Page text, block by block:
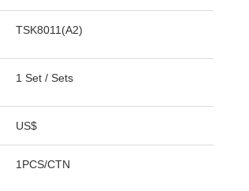
TSK8011(A2)
1 Set / Sets
US$
1PCS/CTN